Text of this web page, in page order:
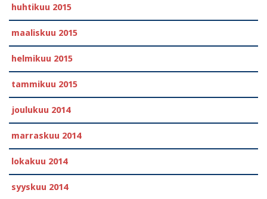
huhtikuu 2015
maaliskuu 2015
helmikuu 2015
tammikuu 2015
joulukuu 2014
marraskuu 2014
lokakuu 2014
syyskuu 2014